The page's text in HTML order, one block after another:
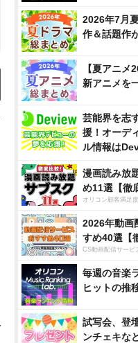
2026年7月
作＆話題作
【夏アニメ
新アニメを
芸能界を志
援！オーデ
ル情報は
漫画読み放
め11選【徹
オリコン顧客満足
2026年動画
すめ40選【
CS動画配信サービ
毎週の音楽
ヒットの推
試写会、登
ンチェキな